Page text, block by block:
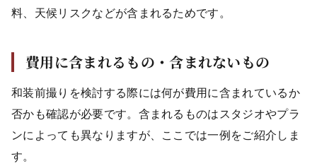
料、天候リスクなどが含まれるためです。
費用に含まれるもの・含まれないもの
和装前撮りを検討する際には何が費用に含まれているか
否かも確認が必要です。含まれるものはスタジオやプラ
ンによっても異なりますが、ここでは一例をご紹介しま
す。